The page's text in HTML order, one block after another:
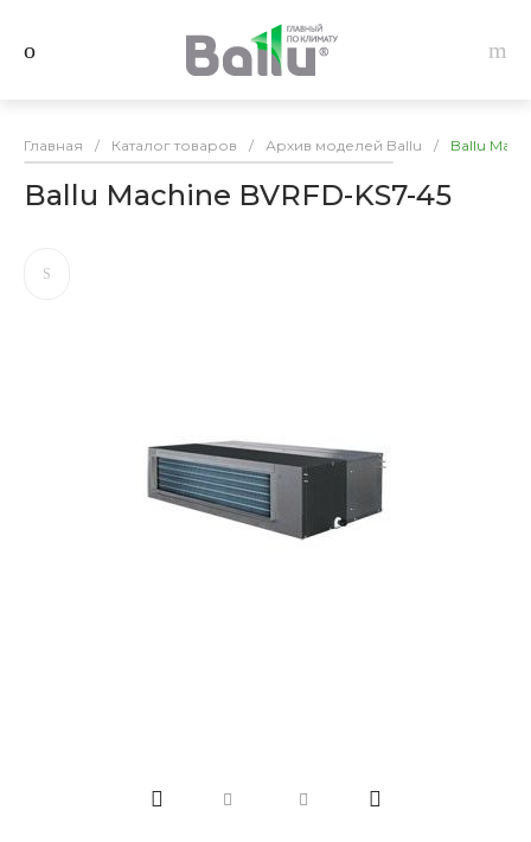
Главная / Каталог товаров / Архив моделей Ballu / Ballu
Ballu Machine BVRFD-KS7-45